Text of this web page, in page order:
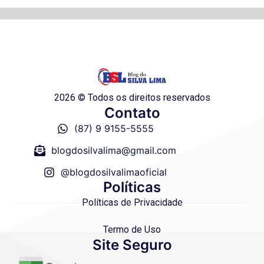
2026 © Todos os direitos reservados
Contato
(87) 9 9155-5555
blogdosilvalima@gmail.com
@blogdosilvalimaoficial
Políticas
Políticas de Privacidade
Termo de Uso
Site Seguro